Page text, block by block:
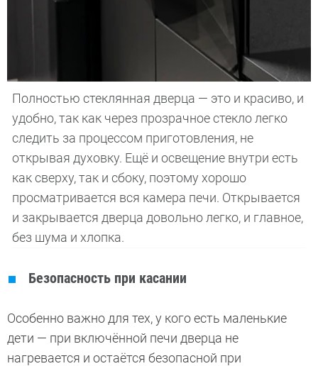
Полностью стеклянная дверца — это и красиво, и
удобно, так как через прозрачное стекло легко
следить за процессом приготовления, не
открывая духовку. Ещё и освещение внутри есть
как сверху, так и сбоку, поэтому хорошо
просматривается вся камера печи. Открывается
и закрывается дверца довольно легко, и главное,
без шума и хлопка.
Безопасность при касании
Особенно важно для тех, у кого есть маленькие
дети — при включённой печи дверца не
нагревается и остаётся безопасной при